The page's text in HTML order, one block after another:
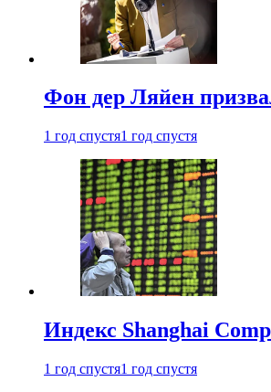
Фон дер Ляйен
1 год спустя1 год спустя
Индекс Shanghai
1 год спустя1 год спустя